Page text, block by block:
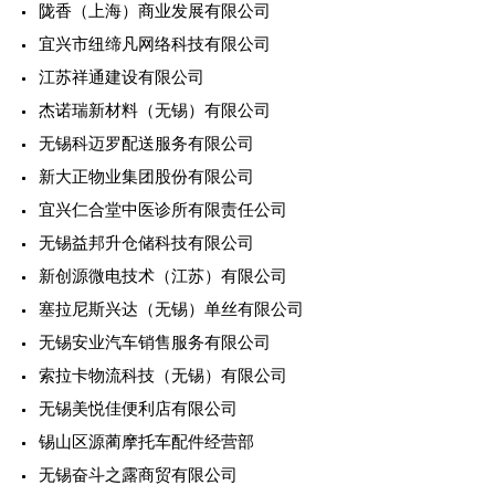
陇香（上海）商业发展有限公司
宜兴市纽缔凡网络科技有限公司
江苏祥通建设有限公司
杰诺瑞新材料（无锡）有限公司
无锡科迈罗配送服务有限公司
新大正物业集团股份有限公司
宜兴仁合堂中医诊所有限责任公司
无锡益邦升仓储科技有限公司
新创源微电技术（江苏）有限公司
塞拉尼斯兴达（无锡）单丝有限公司
无锡安业汽车销售服务有限公司
索拉卡物流科技（无锡）有限公司
无锡美悦佳便利店有限公司
锡山区源蔺摩托车配件经营部
无锡奋斗之露商贸有限公司